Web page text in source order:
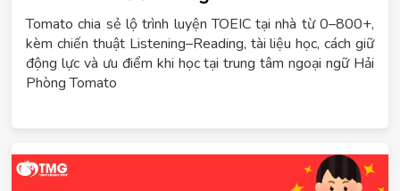
Tomato chia sẻ lộ trình luyện TOEIC tại nhà từ 0–800+,
kèm chiến thuật Listening–Reading, tài liệu học, cách giữ
động lực và ưu điểm khi học tại trung tâm ngoại ngữ Hải
Phòng Tomato